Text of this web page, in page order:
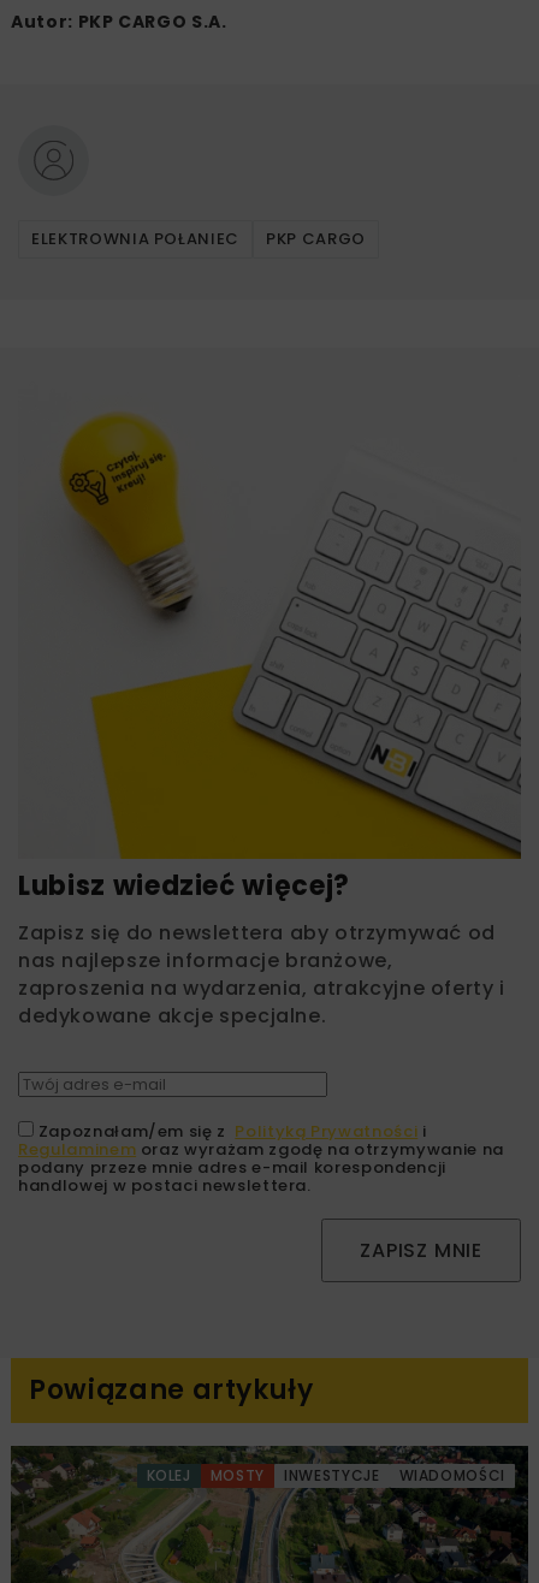
Autor: PKP CARGO S.A.
ELEKTROWNIA POŁANIEC PKP CARGO
Lubisz wiedzieć więcej?
Zapisz się do newslettera aby otrzymywać od
nas najlepsze informacje branżowe,
zaproszenia na wydarzenia, atrakcyjne oferty i
dedykowane akcje specjalne.
Zapoznałam/em się z Polityką Prywatności i
Regulaminem oraz wyrażam zgodę na otrzymywanie na
podany przeze mnie adres e-mail korespondencji
handlowej w postaci newslettera.
ZAPISZ MNIE
Powiązane artykuły
KOLEJ MOSTY INWESTYCJE WIADOMOŚCI